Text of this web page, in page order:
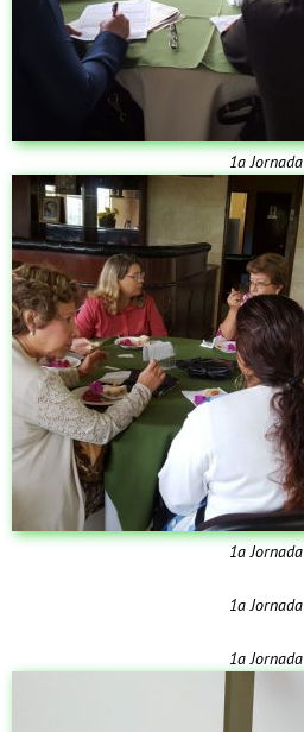
1a Jornada
1a Jornada
1a Jornada
1a Jornada